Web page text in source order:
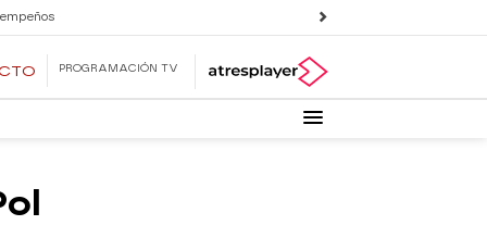
PROGRAMACIÓN TV